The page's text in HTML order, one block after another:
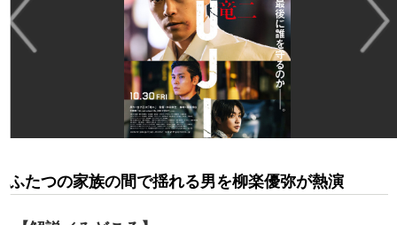
ふたつの家族の間で揺れる男を柳楽優弥が熱演